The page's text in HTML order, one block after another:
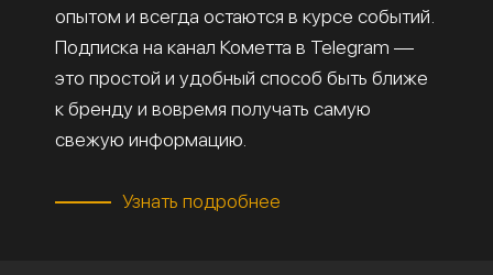
опытом и всегда остаются в курсе событий.
Подписка на канал Кометта в Telegram —
это простой и удобный способ быть ближе
к бренду и вовремя получать самую
свежую информацию.
Узнать подробнее